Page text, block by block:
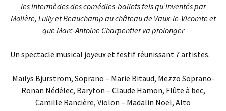
les intermèdes des comédies-ballets tels qu’inventés par
Molière, Lully et Beauchamp au château de Vaux-le-Vicomte et
que Marc-Antoine Charpentier va prolonger
Un spectacle musical joyeux et festif réunissant 7 artistes.
Maïlys Bjurström, Soprano – Marie Bitaud, Mezzo Soprano-
Ronan Nédélec, Baryton – Claude Hamon, Flûte à bec,
Camille Rancière, Violon – Madalin Noël, Alto